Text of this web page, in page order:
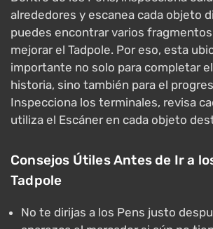
alrededores y escanea cada objeto
puedes encontrar varios
mejorar el Tadpole. Por eso, esta
importante no solo para completar
historia, sino también para el
Inspecciona los terminales, revisa
utiliza el Escáner en cada objeto
Consejos Útiles Antes de Ir a
Tadpole
No te dirijas a los Pens justo